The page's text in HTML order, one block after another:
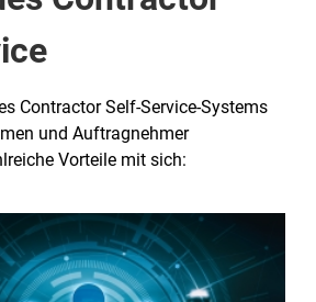
Contractor Self-Service-Systems
und Auftragnehmer
Vorteile mit sich: